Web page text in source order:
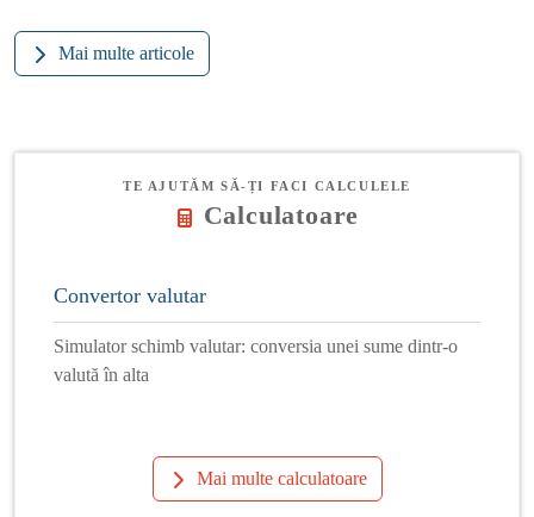
Mai multe articole
TE AJUTĂM SĂ-ȚI FACI CALCULELE
Calculatoare
Convertor valutar
Simulator schimb valutar: conversia unei sume dintr-o
valută în alta
Mai multe calculatoare